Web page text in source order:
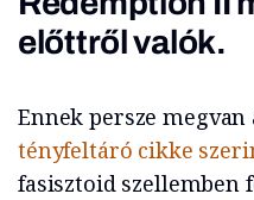
előttről valók.
Ennek persze megvan
tényfeltáró cikke
fasisztoid szellemben